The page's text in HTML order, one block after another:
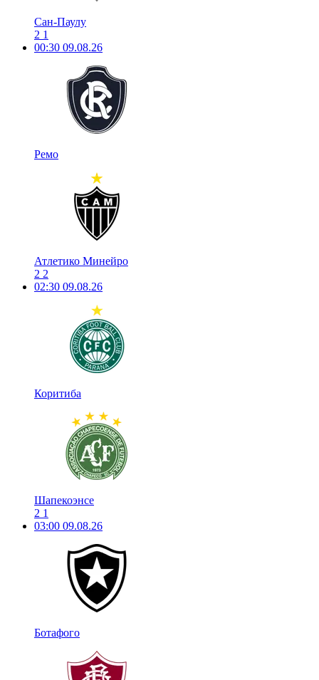
Сан-Паулу
2 1
00:30 09.08.26
Ремо
Атлетико Минейро
2 2
02:30 09.08.26
Коритиба
Шапекоэнсе
2 1
03:00 09.08.26
Ботафого